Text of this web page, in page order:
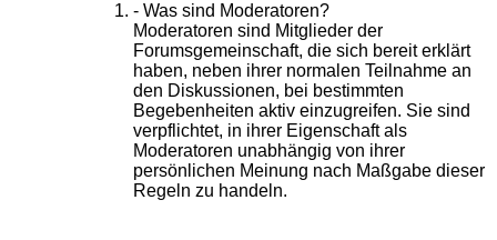
- Was sind Moderatoren?
Moderatoren sind Mitglieder der
Forumsgemeinschaft, die sich bereit erklärt
haben, neben ihrer normalen Teilnahme an
den Diskussionen, bei bestimmten
Begebenheiten aktiv einzugreifen. Sie sind
verpflichtet, in ihrer Eigenschaft als
Moderatoren unabhängig von ihrer
persönlichen Meinung nach Maßgabe dieser
Regeln zu handeln.